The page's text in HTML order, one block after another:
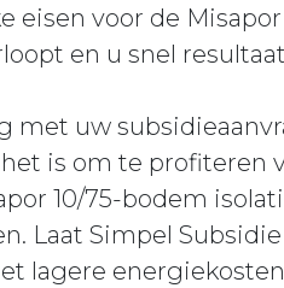
eisen voor de
en u snel
met uw
is om te profiteren
10/75-bodem
Laat Simpel
lagere